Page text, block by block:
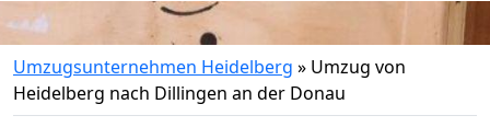
Umzugsunternehmen Heidelberg » Umzug von
Heidelberg nach Dillingen an der Donau